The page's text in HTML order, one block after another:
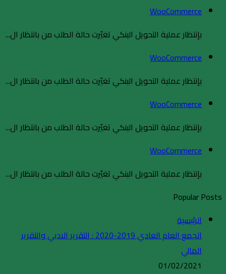
WooCommerce
بإنتظار عملية التحويل البنكي تغيّرت حالة الطلب من بانتظار ال...
WooCommerce
بإنتظار عملية التحويل البنكي تغيّرت حالة الطلب من بانتظار ال...
WooCommerce
بإنتظار عملية التحويل البنكي تغيّرت حالة الطلب من بانتظار ال...
WooCommerce
بإنتظار عملية التحويل البنكي تغيّرت حالة الطلب من بانتظار ال...
Popular Posts
الرئيسية
الجمع العام العادي 2019-2020 : التقرير الادبي والتقرير
المالي
01/02/2021